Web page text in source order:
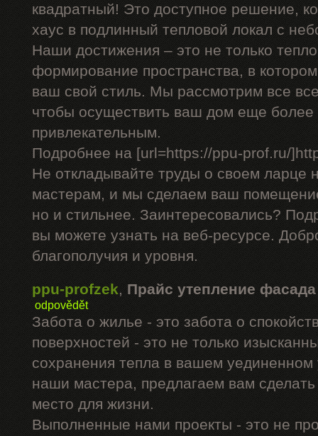
квадратный! Это доступное решение,
хаус в подлинный тепловой локал с
Наши достижения – это не только
формирование пространства, в
ваш свой стиль. Мы рассмотрим все
чтобы осуществить ваш дом еще
привлекательным.
Подробнее на [url=https://ppu-prof.ru/
Не откладывайте труды о своем ларце
мастерам, и мы сделаем ваш
но и стильнее. Заинтересовались?
вы можете узнать на веб-ресурсе.
благополучия и уровня.
ppu-profzek,Прайс утепление фасада
odpovědět
Забота о жилье - это забота о
поверхностей - это не только
сохранения тепла в вашем уединенном
наши мастера, предлагаем вам
место для жизни.
Выполненные нами проекты - это не